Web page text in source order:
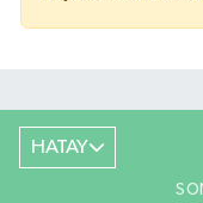
HATAY